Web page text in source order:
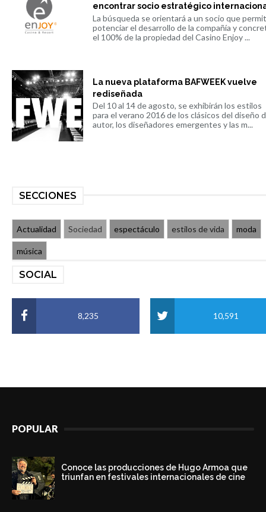
encontrar socio estratégico
La búsqueda se orientará a un socio que
potenciar el desarrollo de la compañía y
el 100% de la propiedad del Casino Enjoy ...
La nueva plataforma BAFWEEK vuelve
rediseñada
Del 10 al 14 de agosto, se exhibirán los estilos
para el verano 2016 de los clásicos del diseño
autor, los diseñadores emergentes y las m...
SECCIONES
Actualidad Sociedad espectáculo estilos de vida moda
música
SOCIAL
8,235 10,591
POPULAR
Conoce las producciones de Hugo Armoa que
triunfan en festivales internacionales de cine